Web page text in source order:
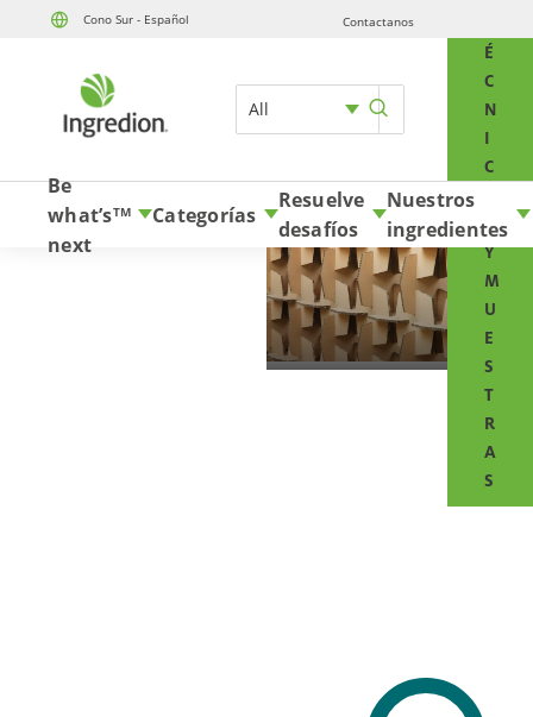
Cono Sur - Español Contactanos
All
É
C
N
I
C
S
Y
M
U
E
S
T
R
A
S
Be
what’s
next
TM Categorías
Resuelve
desafíos
Nuestros
ingredientes